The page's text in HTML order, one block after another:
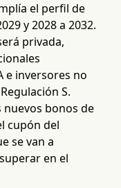
el perfil de
y 2028 a 2032.
privada,
e inversores no
S.
bonos de
cupón del
se van a
en el